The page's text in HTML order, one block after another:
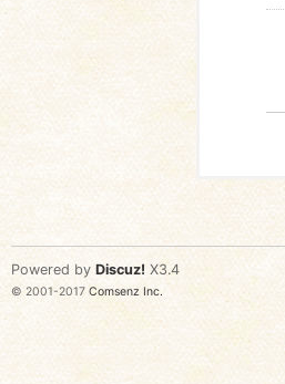
Powered by Discuz! X3.4
© 2001-2017 Comsenz Inc.